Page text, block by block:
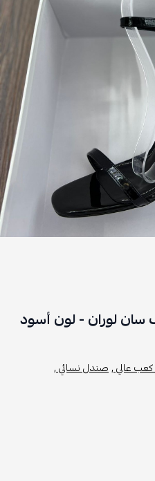
سان لوران - لون أسود
عالي ,صندل نسائي ,